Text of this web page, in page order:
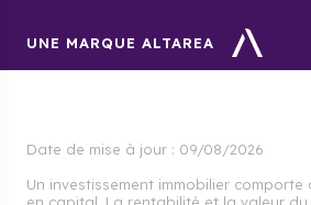
UNE MARQUE ALTAREA
Date de mise à jour : 09/08/2026
Un investissement immobilier